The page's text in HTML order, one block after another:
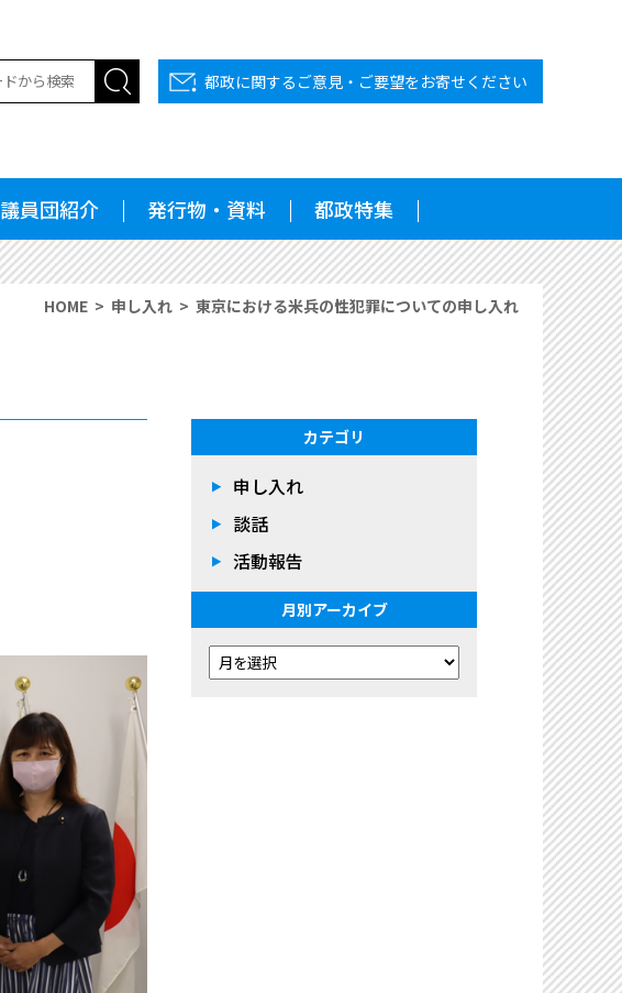
都政に関するご意見・ご要望をお寄せください
議員団紹介 発行物・資料 都政特集
HOME 申し入れ 東京における米兵の性犯罪についての申し入れ
カテゴリ
申し入れ
談話
活動報告
月別アーカイブ